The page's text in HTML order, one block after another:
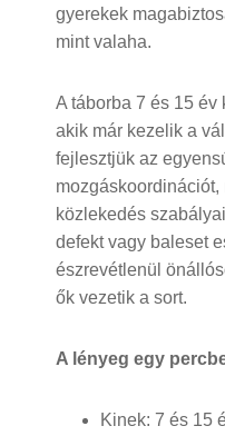
gyerekek
mint valaha.
A táborba 7 és 15 év
akik már kezelik a
fejlesztjük az
közlekedés
defekt vagy baleset
észrevétlenül
ők vezetik a sort.
A lényeg egy
Kinek: 7 és 15